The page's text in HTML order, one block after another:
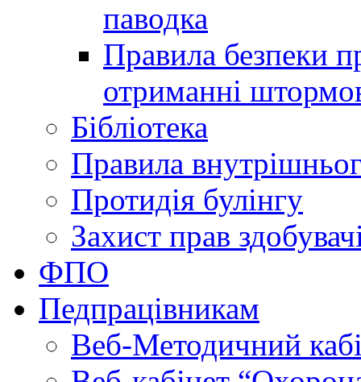
паводка
Правила безпеки
отриманні
Бібліотека
Правила
Протидія булінгу
Захист прав
ФПО
Педпрацівникам
Веб-Методичний